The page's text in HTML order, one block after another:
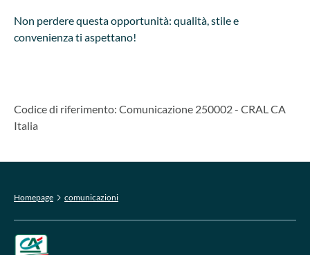
Non perdere questa opportunità: qualità, stile e
convenienza ti aspettano!
Codice di riferimento: Comunicazione 250002- CRAL CA
Italia
Homepage comunicazioni